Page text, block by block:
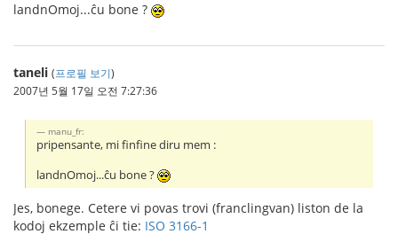
landnOmoj...ĉu bone ?
taneli (프로필 보기)
2007년 5월 17일 오전 7:27:36
manu_fr:
pripensante, mi finfine diru mem :
landnOmoj...ĉu bone ?
Jes, bonege. Cetere vi povas trovi (franclingvan) liston de la
kodoj ekzemple ĉi tie: ISO 3166-1